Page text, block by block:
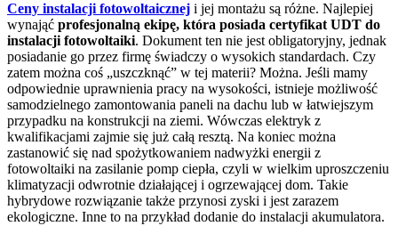
Ceny instalacji fotowoltaicznej i jej montażu są różne. Najlepiej
wynająć profesjonalną ekipę, która posiada certyfikat UDT do
instalacji fotowoltaiki. Dokument ten nie jest obligatoryjny, jednak
posiadanie go przez firmę świadczy o wysokich standardach. Czy
zatem można coś „uszczknąć” w tej materii? Można. Jeśli mamy
odpowiednie uprawnienia pracy na wysokości, istnieje możliwość
samodzielnego zamontowania paneli na dachu lub w łatwiejszym
przypadku na konstrukcji na ziemi. Wówczas elektryk z
kwalifikacjami zajmie się już całą resztą. Na koniec można
zastanowić się nad spożytkowaniem nadwyżki energii z
fotowoltaiki na zasilanie pomp ciepła, czyli w wielkim uproszczeniu
klimatyzacji odwrotnie działającej i ogrzewającej dom. Takie
hybrydowe rozwiązanie także przynosi zyski i jest zarazem
ekologiczne. Inne to na przykład dodanie do instalacji akumulatora.